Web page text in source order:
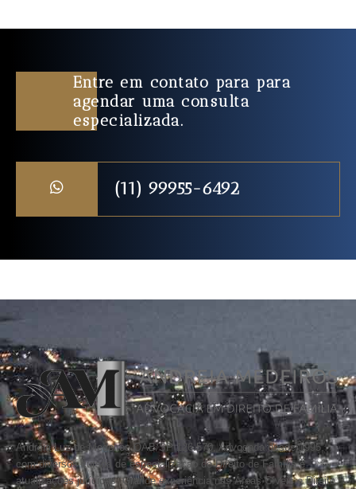
Entre em contato para para
agendar uma consulta
especializada.
(11) 99955-6492
Andréia Luz de Medeiros OAB/SP 126.570, Advogada desde 1995,
com diversos cursos de especialização de Direito de Família e
atualizações jurídicas. Grande experiência nas Áreas Cíveis e Direito